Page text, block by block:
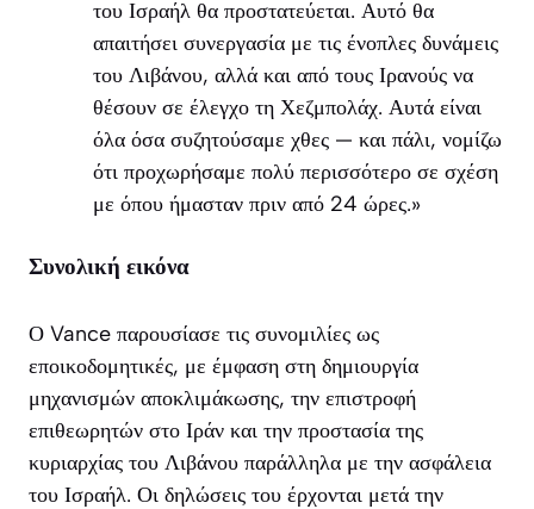
του Ισραήλ θα προστατεύεται. Αυτό θα
απαιτήσει συνεργασία με τις ένοπλες δυνάμεις
του Λιβάνου, αλλά και από τους Ιρανούς να
θέσουν σε έλεγχο τη Χεζμπολάχ. Αυτά είναι
όλα όσα συζητούσαμε χθες — και πάλι, νομίζω
ότι προχωρήσαμε πολύ περισσότερο σε σχέση
με όπου ήμασταν πριν από 24 ώρες.»
Συνολική εικόνα
Ο Vance παρουσίασε τις συνομιλίες ως
εποικοδομητικές, με έμφαση στη δημιουργία
μηχανισμών αποκλιμάκωσης, την επιστροφή
επιθεωρητών στο Ιράν και την προστασία της
κυριαρχίας του Λιβάνου παράλληλα με την ασφάλεια
του Ισραήλ. Οι δηλώσεις του έρχονται μετά την